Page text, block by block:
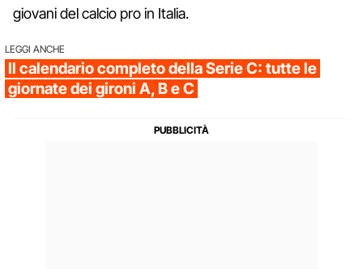
giovani del calcio pro in Italia.
LEGGI ANCHE
Il calendario completo della Serie C: tutte le
giornate dei gironi A, B e C